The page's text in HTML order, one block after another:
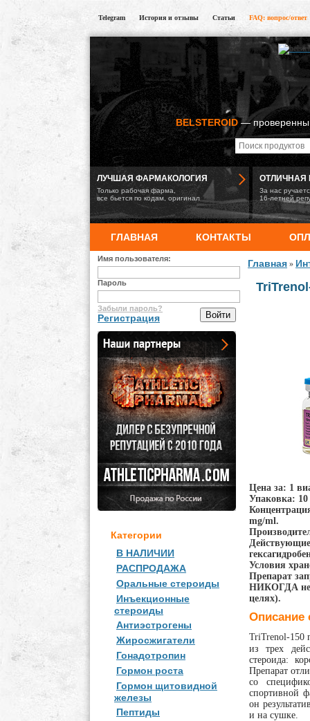
Telegram История и отзывы Статьи FAQ: вопрос/ответ
BELSTEROID—
ЛУЧШАЯ ФАРМАКОЛОГИЯ
Только рабочая фарма,
все бьется по кодам, оригинал
ОТЛИЧНАЯ
За нас
16-летней
ГЛАВНАЯ КОНТАКТЫ
Главная »
Цена за: 1
Упаковка:
mg/ml.
Действующие
Условия
Препарат
НИКОГДА не
целях).
Описание
TriTrenol-150
из трех
стероида:
Препарат
со
спортивной
он
и на сушке.
Имя пользователя:
Пароль
Забыли пароль?
Регистрация
Категории
В НАЛИЧИИ
РАСПРОДАЖА
Оральные стероиды
Инъекционные
стероиды
Антиэстрогены
Жиросжигатели
Гонадотропин
Гормон роста
Гормон щитовидной
железы
Пептиды